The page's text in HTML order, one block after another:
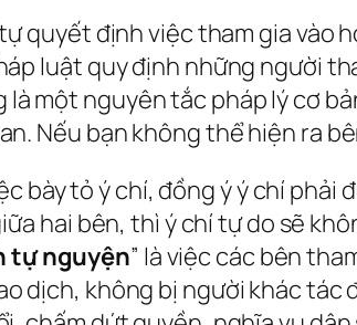
quyết định việc tham gia vào
luật quy định những người
một nguyên tắc pháp lý cơ
Nếu bạn không thể hiện ra
bày tỏ ý chí, đồng ý ý chí
hai bên, thì ý chí tự do sẽ
tự nguyện” là việc các bên
dịch, không bị người khác tác